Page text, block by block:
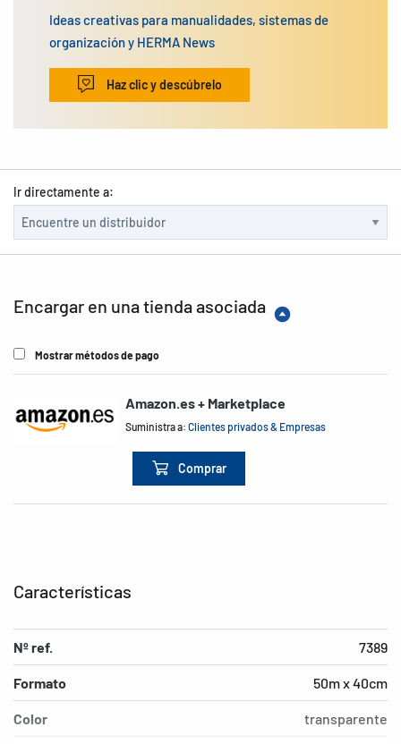
Ideas creativas para manualidades, sistemas de
organización y HERMA News
Haz clic y descúbrelo
Ir directamente a:
Encargar en una tienda asociada
Mostrar métodos de pago
Amazon.es + Marketplace
Suministra a:Clientes privados & Empresas
Comprar
Características
Nº ref. 7389
Formato 50m x 40cm
Color transparente